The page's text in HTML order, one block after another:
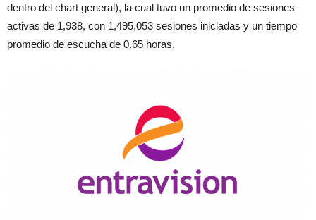
dentro del chart general), la cual tuvo un promedio de sesiones
activas de 1,938, con 1,495,053 sesiones iniciadas y un tiempo
promedio de escucha de 0.65 horas.